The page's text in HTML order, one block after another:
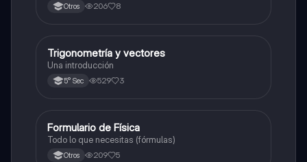
Otros 206 8
Física
Trigonometría y vectores
Una introducción
5° Sec 529 3
Física
Formulario de Física
Todo lo que necesitas (fórmulas)
Otros 209 5